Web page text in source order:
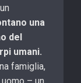
una
del
umani.
famiglia,